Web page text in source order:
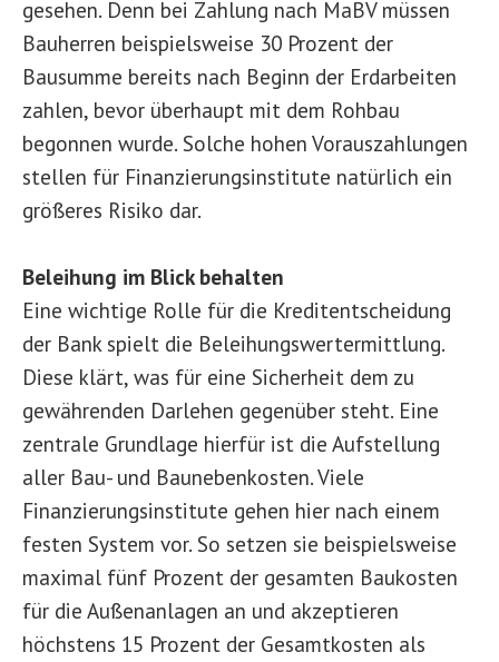
gesehen. Denn bei Zahlung nach MaBV müssen
Bauherren beispielsweise 30 Prozent der
Bausumme bereits nach Beginn der Erdarbeiten
zahlen, bevor überhaupt mit dem Rohbau
begonnen wurde. Solche hohen Vorauszahlungen
stellen für Finanzierungsinstitute natürlich ein
größeres Risiko dar.
Beleihung im Blick behalten
Eine wichtige Rolle für die Kreditentscheidung
der Bank spielt die Beleihungswertermittlung.
Diese klärt, was für eine Sicherheit dem zu
gewährenden Darlehen gegenüber steht. Eine
zentrale Grundlage hierfür ist die Aufstellung
aller Bau- und Baunebenkosten. Viele
Finanzierungsinstitute gehen hier nach einem
festen System vor. So setzen sie beispielsweise
maximal fünf Prozent der gesamten Baukosten
für die Außenanlagen an und akzeptieren
höchstens 15 Prozent der Gesamtkosten als